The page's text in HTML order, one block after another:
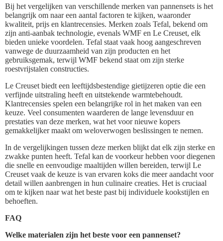
Bij het vergelijken van verschillende merken van pannensets is het
belangrijk om naar een aantal factoren te kijken, waaronder
kwaliteit, prijs en klantrecensies. Merken zoals Tefal, bekend om
zijn anti-aanbak technologie, evenals WMF en Le Creuset, elk
bieden unieke voordelen. Tefal staat vaak hoog aangeschreven
vanwege de duurzaamheid van zijn producten en het
gebruiksgemak, terwijl WMF bekend staat om zijn sterke
roestvrijstalen constructies.
Le Creuset biedt een leeftijdsbestendige gietijzeren optie die een
verfijnde uitstraling heeft en uitstekende warmtebehoudt.
Klantrecensies spelen een belangrijke rol in het maken van een
keuze. Veel consumenten waarderen de lange levensduur en
prestaties van deze merken, wat het voor nieuwe kopers
gemakkelijker maakt om weloverwogen beslissingen te nemen.
In de vergelijkingen tussen deze merken blijkt dat elk zijn sterke en
zwakke punten heeft. Tefal kan de voorkeur hebben voor diegenen
die snelle en eenvoudige maaltijden willen bereiden, terwijl Le
Creuset vaak de keuze is van ervaren koks die meer aandacht voor
detail willen aanbrengen in hun culinaire creaties. Het is cruciaal
om te kijken naar wat het beste past bij individuele kookstijlen en
behoeften.
FAQ
Welke materialen zijn het beste voor een pannenset?